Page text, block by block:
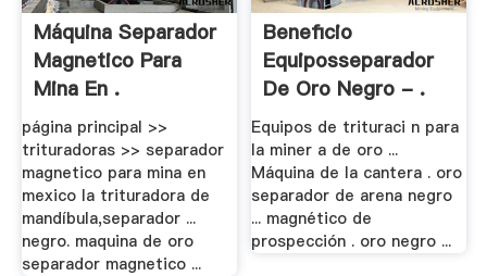
Máquina Separador
Magnetico Para
Mina En .
página principal >>
trituradoras >> separador
magnetico para mina en
mexico la trituradora de
mandíbula,separador ...
negro. maquina de oro
separador magnetico ...
Beneficio
Equiposseparador
De Oro Negro - .
Equipos de trituraci n para
la miner a de oro ...
Máquina de la cantera . oro
separador de arena negro
... magnético de
prospección . oro negro ...